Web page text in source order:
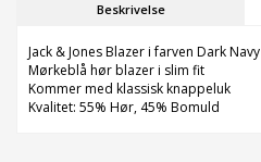
Beskrivelse
Jack & Jones Blazer i farven Dark Navy
Mørkeblå hør blazer i slim fit
Kommer med klassisk knappeluk
Kvalitet: 55% Hør, 45% Bomuld